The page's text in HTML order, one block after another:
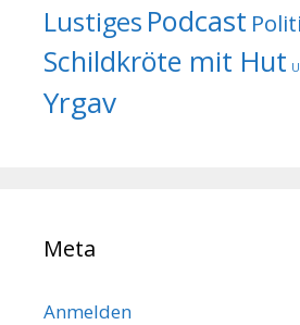
Lustiges Podcast
Schildkröte mit Hut
Yrgav
Meta
Anmelden